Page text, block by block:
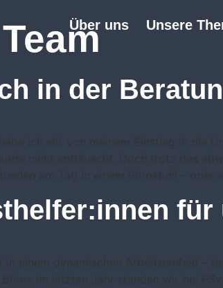
Über uns Unsere
Team
in der
ich mir von meinem Einstieg in die
nicht enttäuscht. Doch trotz des
am Tag in einem Bürostuhl – oder
für
einem dynamischen Arbeitsumfeld –
im letzten Jahr standen wir bei